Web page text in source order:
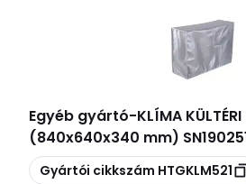
Egyéb gyártó-KLÍMA
(840x640x340 mm)
Másolás
Gyártói cikkszám HTGKLM521